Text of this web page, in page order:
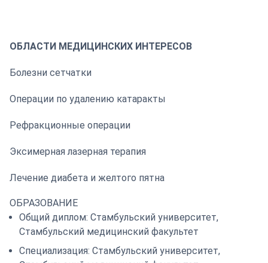
ОБЛАСТИ МЕДИЦИНСКИХ ИНТЕРЕСОВ
Болезни сетчатки
Операции по удалению катаракты
Рефракционные операции
Эксимерная лазерная терапия
Лечение диабета и желтого пятна
ОБРАЗОВАНИЕ
Общий диплом: Стамбульский университет,
Стамбульский медицинский факультет
Специализация: Стамбульский университет,